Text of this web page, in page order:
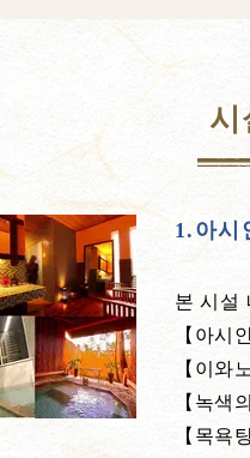
시
1.아시
본 시설
【아시
【이와
【녹색
【목욕